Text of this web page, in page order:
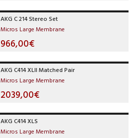
AKG C 214 Stereo Set
Micros Large Membrane
966,00€
AKG C414 XLII Matched Pair
Micros Large Membrane
2039,00€
AKG C414 XLS
Micros Large Membrane